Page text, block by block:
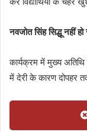
नवजोत सिंह सिद्धू नहीं
कार्यक्रम में मुख्य
में देरी के कारण दोपहर